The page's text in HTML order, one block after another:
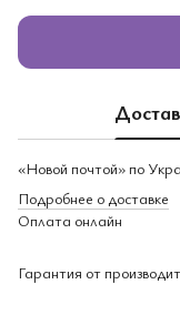
«Новой почтой» по
Подробнее о доставке
Оплата онлайн
Гарантия от